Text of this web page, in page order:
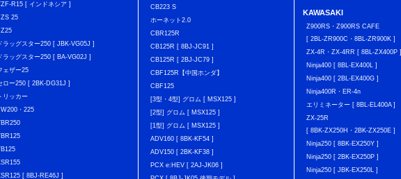
R15 [ インドネシア ]
25
ラッグスター250 [ JBK-VG05J ]
ラッグスター250 [ BA-VG02J ]
ェザー25
ロー250 [ 2BK-DG31J ]
リッカー
・225
[ 8BJ-RE46J ]
CB223 S
ホーネット2.0
CBR125R
CB125R [ 8BJ-JC91 ]
CB125R [ 2BJ-JC79 ]
CBF125R【中国ホンダ】
CBF125
[3型・4型] グロム [ MSX125 ]
[2型] グロム [ MSX125 ]
[1型] グロム [ MSX125 ]
ADV160 [ 8BK-KF54 ]
ADV150 [ 2BK-KF38 ]
PCX e:HEV [ 2AJ-JK06 ]
KAWASAKI
Z900RS・Z900RS CAFE
[ 2BL-ZR900C・8BL-ZR900K ]
ZX-4R・ZX-4RR [ 8BL-ZX400P ]
Ninja400 [ 8BL-EX400L ]
Ninja400 [ 2BL-EX400G ]
Ninja400R・ER-4n
エリミネーター [ 8BL-EL400A ]
ZX-25R
[ 8BK-ZX250H・2BK-ZX250E ]
Ninja250 [ 8BK-EX250Y ]
Ninja250 [ 2BK-EX250P ]
Ninja250 [ JBK-EX250L ]